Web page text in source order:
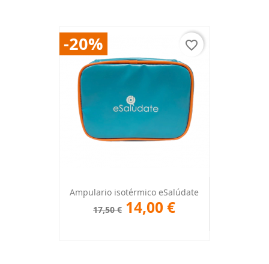
Ampulario isotérmico eSalúdate
17,50 € 14,00 €
-20% favorite_border